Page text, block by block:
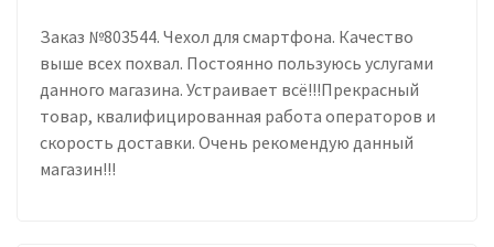
Заказ №803544. Чехол для смартфона. Качество
выше всех похвал. Постоянно пользуюсь услугами
данного магазина. Устраивает всё!!!Прекрасный
товар, квалифицированная работа операторов и
скорость доставки. Очень рекомендую данный
магазин!!!